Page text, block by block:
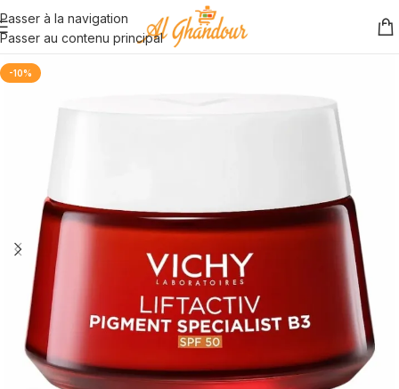
Passer à la navigation
Passer au contenu principal
-10%